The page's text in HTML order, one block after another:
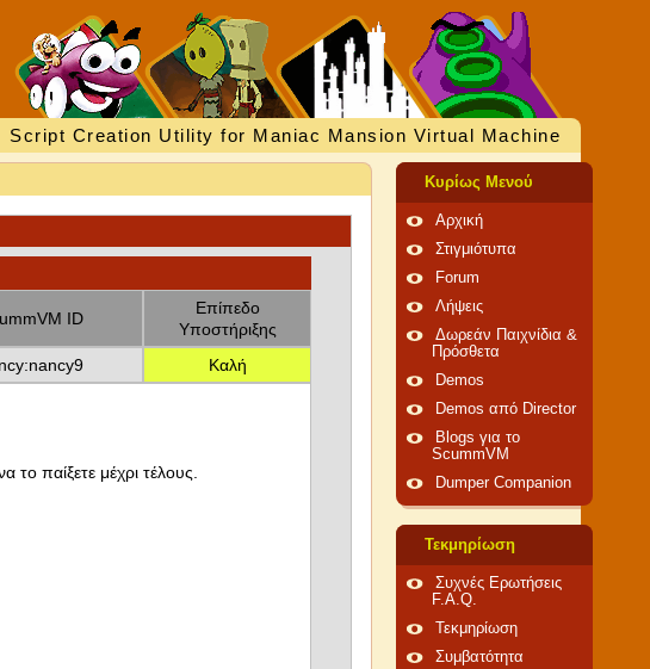
Script Creation Utility for Maniac Mansion Virtual Machine
ID
Επίπεδο
Υποστήριξης
Καλή
το παίξετε μέχρι τέλους.
Κυρίως Μενού
Αρχική
Στιγμιότυπα
Forum
Λήψεις
Δωρεάν Παιχνίδια &
Πρόσθετα
Demos
Demos από Director
Blogs για το
ScummVM
Dumper Companion
Τεκμηρίωση
Συχνές Ερωτήσεις
F.A.Q.
Τεκμηρίωση
Συμβατότητα